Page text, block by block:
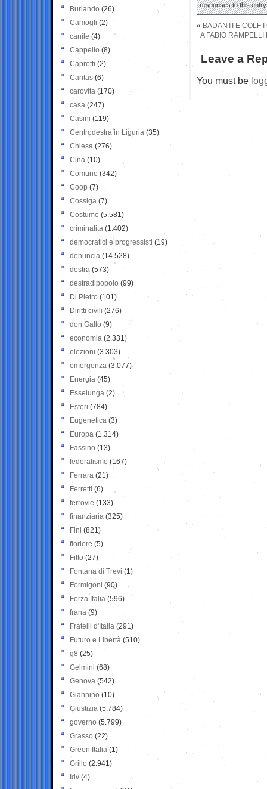
responses to this
« BADANTI E COLF
A FABIO RAMPELLI
Leave a
You must be
Burlando (26)
Camogli (2)
canile (4)
Cappello (8)
Caprotti (2)
Caritas (6)
carovita (170)
casa (247)
Casini (119)
Centrodestra in Liguria (35)
Chiesa (276)
Cina (10)
Comune (342)
Coop (7)
Cossiga (7)
Costume (5.581)
criminalità (1.402)
democratici e progressisti (19)
denuncia (14.528)
destra (573)
destradipopolo (99)
Di Pietro (101)
Diritti civili (276)
don Gallo (9)
economia (2.331)
elezioni (3.303)
emergenza (3.077)
Energia (45)
Esselunga (2)
Esteri (784)
Eugenetica (3)
Europa (1.314)
Fassino (13)
federalismo (167)
Ferrara (21)
Ferretti (6)
ferrovie (133)
finanziaria (325)
Fini (821)
fioriere (5)
Fitto (27)
Fontana di Trevi (1)
Formigoni (90)
Forza Italia (596)
frana (9)
Fratelli d'Italia (291)
Futuro e Libertà (510)
g8 (25)
Gelmini (68)
Genova (542)
Giannino (10)
Giustizia (5.784)
governo (5.799)
Grasso (22)
Green Italia (1)
Grillo (2.941)
Idv (4)